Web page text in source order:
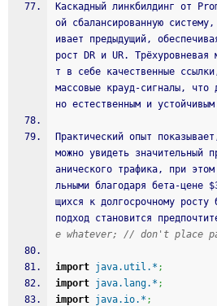
Каскадный линкбилдинг от
ой сбалансированную
ивает предыдущий,
рост DR и UR. Трёхуровневая
т в себе качественные
массовые крауд‑сигналы, что
но естественным и
Практический опыт
можно увидеть значительный
анического трафика, при
льными благодаря бета‑цене
щихся к долгосрочному
подход становится
e whatever; // don't place
import java.util.* ;
import java.lang.* ;
import java.io.* ;